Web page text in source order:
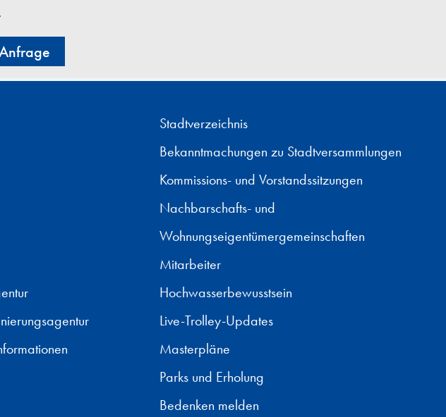
Stadtverzeichnis
Bekanntmachungen zu Stadtversammlungen
Kommissions- und Vorstandssitzungen
Nachbarschafts- und
Wohnungseigentümergemeinschaften
Mitarbeiter
Hochwasserbewusstsein
Live-Trolley-Updates
Masterpläne
Parks und Erholung
Bedenken melden